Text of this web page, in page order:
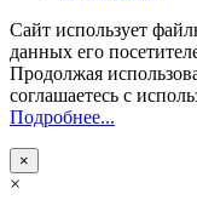
Сайт использует
данных его
Продолжая
соглашаетесь с
Подробнее...
×
×